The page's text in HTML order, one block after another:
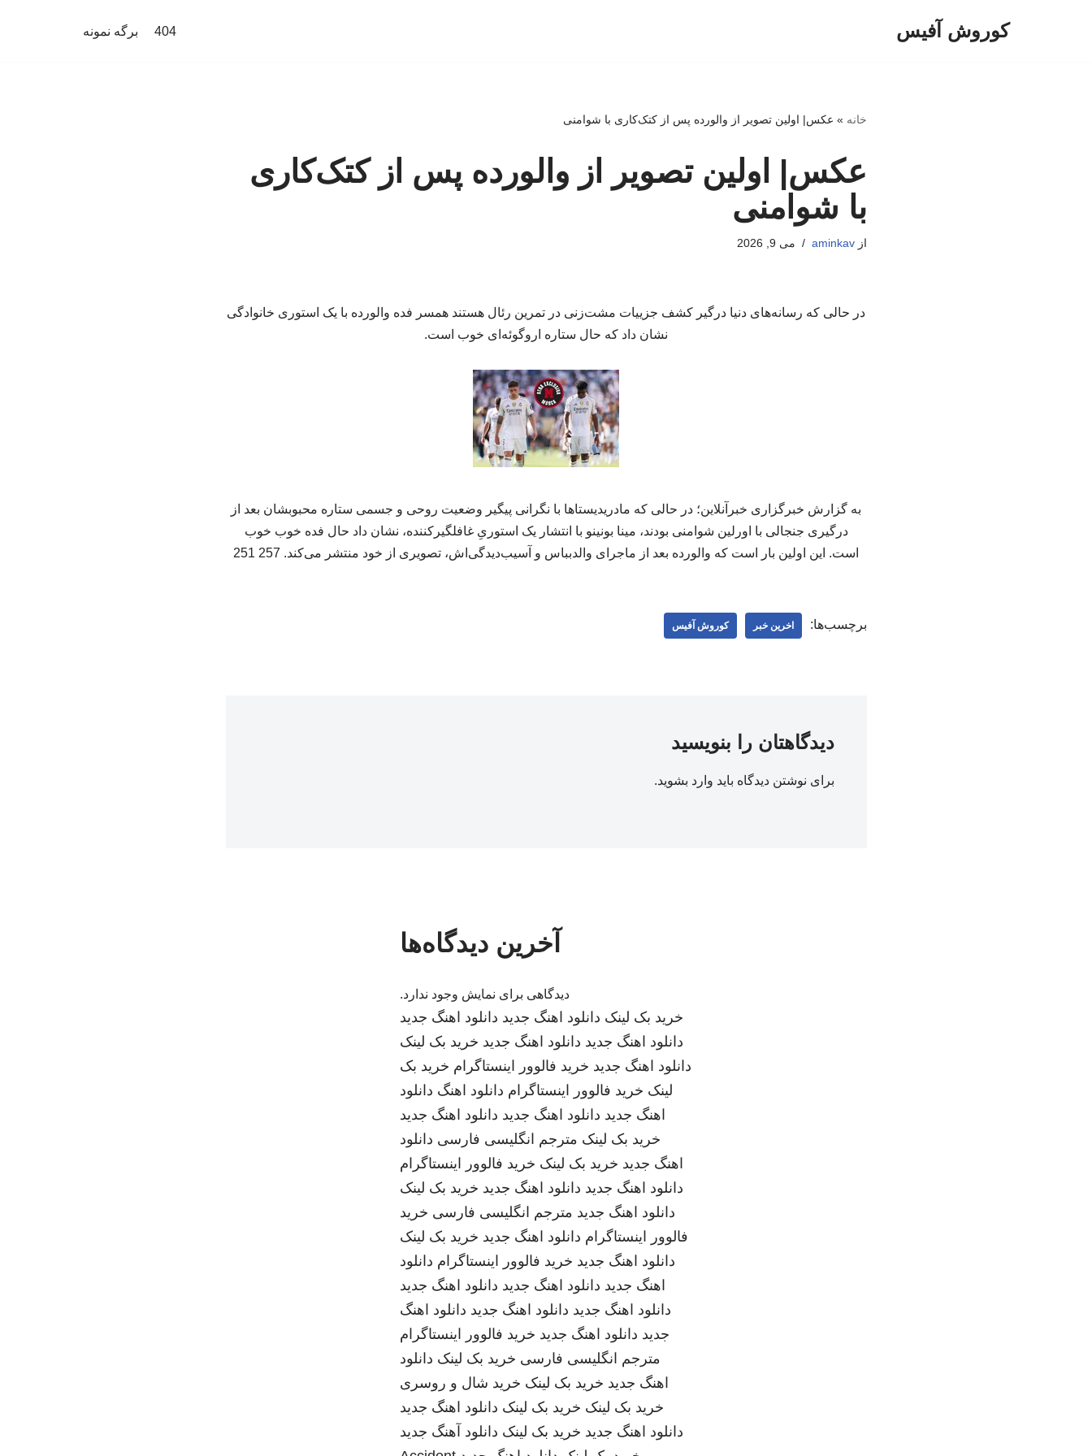
کوروش آفیس 404 برگه نمونه
خانه » عکس| اولین تصویر از والورده پس از کتک‌کاری با شوامنی
عکس| اولین تصویر از والورده پس از کتک‌کاری
با شوامنی
ازaminkav می 9, 2026
در حالی که رسانه‌های دنیا درگیر کشف جزییات مشت‌زنی در تمرین رئال هستند همسر فده والورده با یک استوری خانوادگی
نشان داد که حال ستاره اروگوئه‌ای خوب است.
به گزارش خبرگزاری خبرآنلاین؛ در حالی که مادریدیستاها با نگرانی پیگیر وضعیت روحی و جسمی ستاره محبوبشان بعد از
درگیری جنجالی با اورلین شوامنی بودند، مینا بونینو با انتشار یک استوریِ غافلگیرکننده، نشان داد حال فده خوب خوب
است. این اولین بار است که والورده بعد از ماجرای والدبباس و آسیب‌دیدگی‌اش، تصویری از خود منتشر می‌کند. 257 251
برچسب‌ها: اخرین خبر کوروش آفیس
دیدگاهتان را بنویسید
برای نوشتن دیدگاه باید وارد بشوید.
آخرین دیدگاه‌ها
دیدگاهی برای نمایش وجود ندارد.
خرید بک لینک دانلود اهنگ جدید دانلود اهنگ جدید
دانلود اهنگ جدید دانلود اهنگ جدید خرید بک لینک
دانلود اهنگ جدید خرید فالوور اینستاگرام خرید بک
لینک خرید فالوور اینستاگرام دانلود اهنگ دانلود
اهنگ جدید دانلود اهنگ جدید دانلود اهنگ جدید
خرید بک لینک مترجم انگلیسی فارسی دانلود
اهنگ جدید خرید بک لینک خرید فالوور اینستاگرام
دانلود اهنگ جدید دانلود اهنگ جدید خرید بک لینک
دانلود اهنگ جدید مترجم انگلیسی فارسی خرید
فالوور اینستاگرام دانلود اهنگ جدید خرید بک لینک
دانلود اهنگ جدید خرید فالوور اینستاگرام دانلود
اهنگ جدید دانلود اهنگ جدید دانلود اهنگ جدید
دانلود اهنگ جدید دانلود اهنگ جدید دانلود اهنگ
جدید دانلود اهنگ جدید خرید فالوور اینستاگرام
مترجم انگلیسی فارسی خرید بک لینک دانلود
اهنگ جدید خرید بک لینک خرید شال و روسری
خرید بک لینک خرید بک لینک دانلود اهنگ جدید
دانلود اهنگ جدید خرید بک لینک دانلود آهنگ جدید